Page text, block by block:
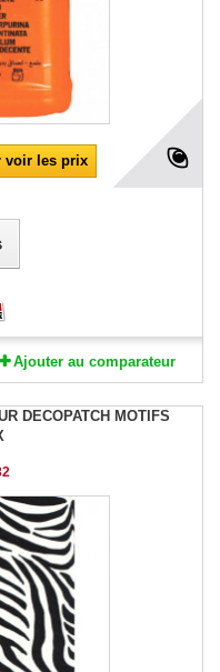
voir les prix
Ajouter au comparateur
DECOPATCH MOTIFS